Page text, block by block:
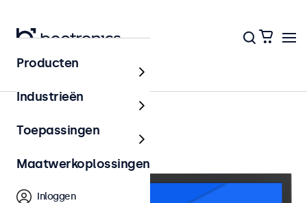
Producten
Industrieën
Toepassingen
Maatwerkoplossingen
Inloggen